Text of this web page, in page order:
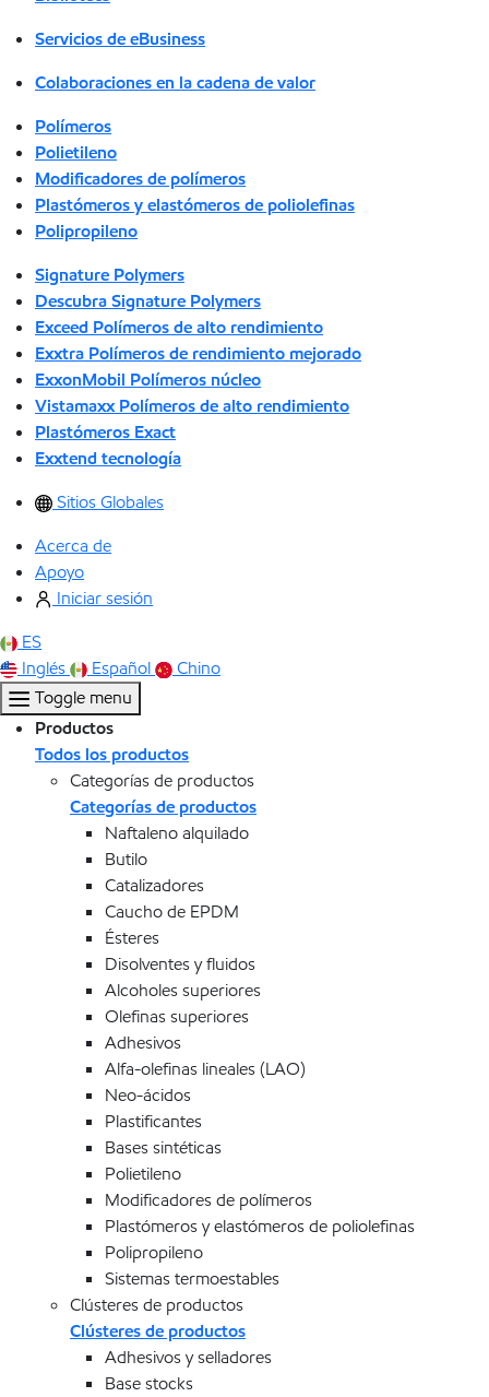
Servicios de eBusiness
Colaboraciones en la cadena de valor
Polímeros
Polietileno
Modificadores de polímeros
Plastómeros y elastómeros de poliolefinas
Polipropileno
Signature Polymers
Descubra Signature Polymers
Exceed Polímeros de alto rendimiento
Exxtra Polímeros de rendimiento mejorado
ExxonMobil Polímeros núcleo
Vistamaxx Polímeros de alto rendimiento
Plastómeros Exact
Exxtend tecnología
Sitios Globales
Acerca de
Apoyo
Iniciar sesión
ES
Inglés
Español
Chino
Toggle menu
Productos
Todos los productos
Categorías de productos
Categorías de productos
Naftaleno alquilado
Butilo
Catalizadores
Caucho de EPDM
Ésteres
Disolventes y fluidos
Alcoholes superiores
Olefinas superiores
Adhesivos
Alfa-olefinas lineales (LAO)
Neo-ácidos
Plastificantes
Bases sintéticas
Polietileno
Modificadores de polímeros
Plastómeros y elastómeros de poliolefinas
Polipropileno
Sistemas termoestables
Clústeres de productos
Clústeres de productos
Adhesivos y selladores
Base stocks